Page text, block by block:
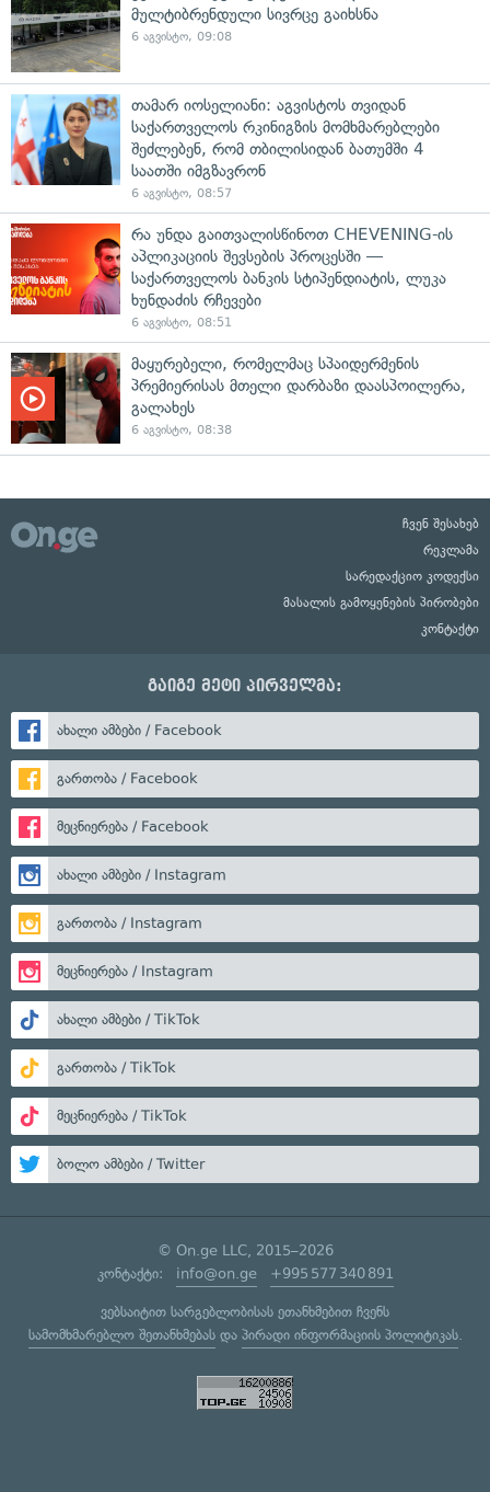
მულტიბრენდული სივრცე გაიხსნა
6 აგვისტო, 09:08
თამარ იოსელიანი: აგვისტოს თვიდან
საქართველოს რკინიგზის მომხმარებლები
შეძლებენ, რომ თბილისიდან ბათუმში 4
საათში იმგზავრონ
6 აგვისტო, 08:57
რა უნდა გაითვალისწინოთ CHEVENING-ის
აპლიკაციის შევსების პროცესში —
საქართველოს ბანკის სტიპენდიატის, ლუკა
ხუნდაძის რჩევები
6 აგვისტო, 08:51
მაყურებელი, რომელმაც სპაიდერმენის
პრემიერისას მთელი დარბაზი დაასპოილერა,
გალახეს
6 აგვისტო, 08:38
ჩვენ შესახებ
რეკლამა
სარედაქციო კოდექსი
მასალის გამოყენების პირობები
კონტაქტი
გაიგე მეტი პირველმა:
ახალი ამბები / Facebook
გართობა / Facebook
მეცნიერება / Facebook
ახალი ამბები / Instagram
გართობა / Instagram
მეცნიერება / Instagram
ახალი ამბები / TikTok
გართობა / TikTok
მეცნიერება / TikTok
ბოლო ამბები / Twitter
© On.ge LLC, 2015–2026
კონტაქტი: info@on.ge +995 577 340 891
ვებსაიტით სარგებლობისას ეთანხმებით ჩვენს
სამომხმარებლო შეთანხმებასდა პირადი ინფორმაციის პოლიტიკას.